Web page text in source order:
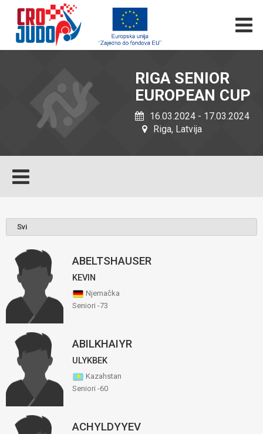
RIGA SENIOR
EUROPEAN CUP
16.03.2024 - 17.03.2024
Riga, Latvija
ABELTSHAUSER
KEVIN
Njemačka
Seniori -73
ABILKHAIYR
ULYKBEK
Kazahstan
Seniori -60
ACHYLDYYEV